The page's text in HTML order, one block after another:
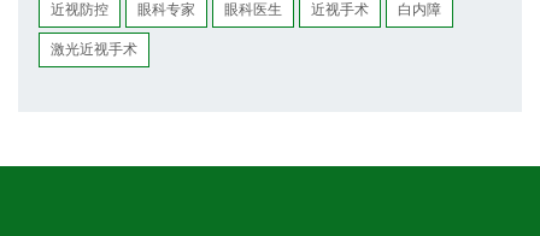
近视防控 眼科专家 眼科医生 近视手术 白内障
激光近视手术